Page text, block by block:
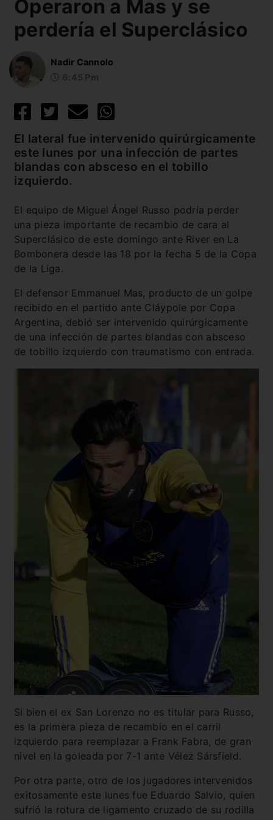
Operaron a Mas y se
perdería el Superclásico
Nadir Cannolo
El lateral fue intervenido quirúrgicamente
este lunes por una infección de partes
blandas con absceso en el tobillo
izquierdo.
El equipo de Miguel Ángel Russo podría perder
una pieza importante de recambio de cara al
Superclásico de este domingo ante River en La
Bombonera desde las 18 por la fecha 5 de la Copa
de la Liga.
El defensor Emmanuel Mas, producto de un golpe
recibido en el partido ante Cláypole por Copa
Argentina, debió ser intervenido quirúrgicamente
de una infección de partes blandas con absceso
de tobillo izquierdo con traumatismo con entrada.
Si bien el ex San Lorenzo no es titular para Russo,
es la primera pieza de recambio en el carril
izquierdo para reemplazar a Frank Fabra, de gran
nivel en la goleada por 7-1 ante Vélez Sársfield.
Por otra parte, otro de los jugadores intervenidos
exitosamente este lunes fue Eduardo Salvio, quien
sufrió la rotura de ligamento cruzado de su rodilla